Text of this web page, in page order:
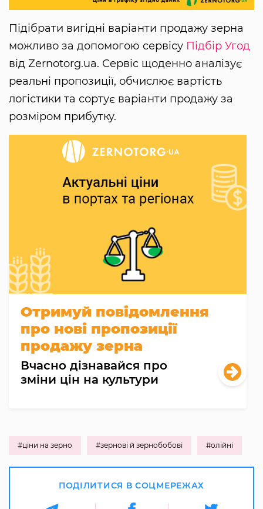
Підібрати вигідні варіанти продажу зерна
можливо за допомогою сервісу Підбір Угод
від Zernotorg.ua. Сервіс щоденно аналізує
реальні пропозиції, обчислює вартість
логістики та сортує варіанти продажу за
розміром прибутку.
Отримуй повідомлення
про нові пропозиції
продажу зерна
Вчасно дізнавайся про
зміни цін на культури
#ціни на зерно #зернові й зернобобові #олійні
ПОДІЛИТИСЯ В СОЦМЕРЕЖАХ